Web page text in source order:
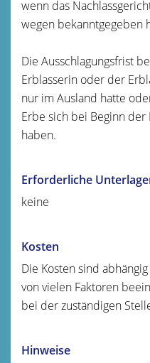
wenn das
wegen bekanntgegeben
Die Ausschlagungsfrist
Erblasserin oder der
nur im Ausland hatte
Erbe sich bei Beginn
haben.
Erforderliche
keine
Kosten
Die Kosten sind
von vielen Faktoren
bei der zuständigen
Hinweise